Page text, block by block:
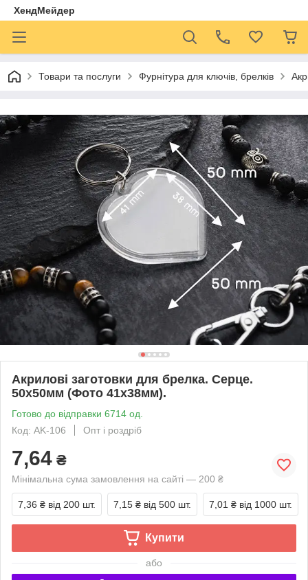
ХендМейдер
Товари та послуги Фурнітура для ключів, брелків
Акрилові заготовки для брелка. Серце.
50х50мм (Фото 41х38мм).
Готово до відправки 6714 од.
Код: AK-106
Опт і роздріб
7,64 ₴
Мінімальна сума замовлення на сайті — 200 ₴
7,36 ₴ від 200 шт. 7,15 ₴ від 500 шт. 7,01 ₴ від 1000 шт.
Купити
або